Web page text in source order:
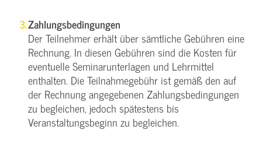
Zahlungsbedingungen
Der Teilnehmer erhält über sämtliche Gebühren eine
Rechnung. In diesen Gebühren sind die Kosten für
eventuelle Seminarunterlagen und Lehrmittel
enthalten. Die Teilnahmegebühr ist gemäß den auf
der Rechnung angegebenen Zahlungsbedingungen
zu begleichen, jedoch spätestens bis
Veranstaltungsbeginn zu begleichen.